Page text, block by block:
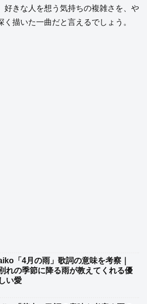
好きな人を想う気持ちの複雑さを、や
く描いた一曲だと言えるでしょう。
「4月の雨」歌詞の意味を考察｜
れの季節に降る雨が教えてくれる優
しい愛